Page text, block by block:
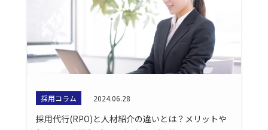
採用コラム 2024.06.28
採用代行(RPO)と人材紹介の違いとは？メリットや